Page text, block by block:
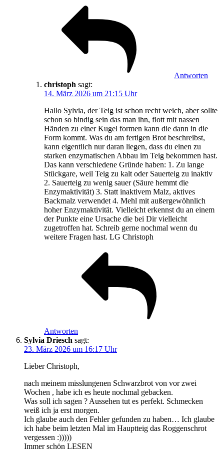
Antworten
christoph sagt:
14. März 2026 um 21:15 Uhr
Hallo Sylvia, der Teig ist schon recht weich, aber sollte
schon so bindig sein das man ihn, flott mit nassen
Händen zu einer Kugel formen kann die dann in die
Form kommt. Was du am fertigen Brot beschreibst,
kann eigentlich nur daran liegen, dass du einen zu
starken enzymatischen Abbau im Teig bekommen hast.
Das kann verschiedene Gründe haben: 1. Zu lange
Stückgare, weil Teig zu kalt oder Sauerteig zu inaktiv
2. Sauerteig zu wenig sauer (Säure hemmt die
Enzymaktivität) 3. Statt inaktivem Malz, aktives
Backmalz verwendet 4. Mehl mit außergewöhnlich
hoher Enzymaktivität. Vielleicht erkennst du an einem
der Punkte eine Ursache die bei Dir vielleicht
zugetroffen hat. Schreib gerne nochmal wenn du
weitere Fragen hast. LG Christoph
Antworten
Sylvia Driesch sagt:
23. März 2026 um 16:17 Uhr
Lieber Christoph,
nach meinem misslungenen Schwarzbrot von vor zwei
Wochen , habe ich es heute nochmal gebacken.
Was soll ich sagen ? Aussehen tut es perfekt. Schmecken
weiß ich ja erst morgen.
Ich glaube auch den Fehler gefunden zu haben… Ich glaube
ich habe beim letzten Mal im Hauptteig das Roggenschrot
vergessen :)))))
Immer schön LESEN